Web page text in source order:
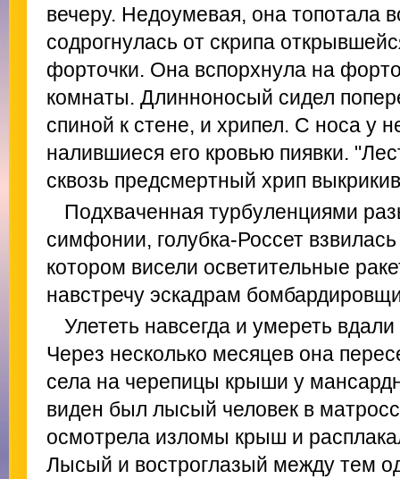
вечеру. Недоумевая, она топотала
содрогнулась от скрипа
форточки. Она вспорхнула на
комнаты. Длинноносый сидел
спиной к стене, и хрипел. С носа у
налившиеся его кровью пиявки.
сквозь предсмертный хрип
Подхваченная турбуленциями
симфонии, голубка-Россет
котором висели осветительные
навстречу эскадрам
Улететь навсегда и умереть
Через несколько месяцев она
села на черепицы крыши у
виден был лысый человек в
осмотрела изломы крыш и
Лысый и востроглазый между тем